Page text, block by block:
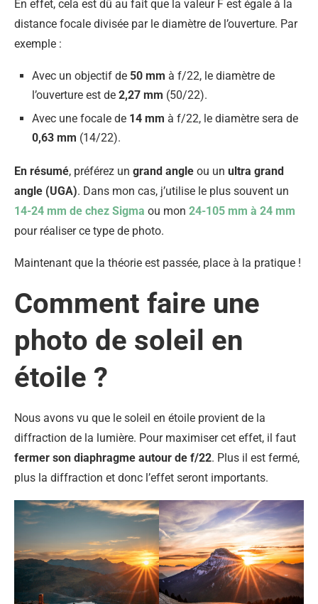
En effet, cela est dû au fait que la valeur F est égale à la
distance focale divisée par le diamètre de l’ouverture. Par
exemple :
Avec un objectif de 50 mm à f/22, le diamètre de
l’ouverture est de 2,27 mm (50/22).
Avec une focale de 14 mm à f/22, le diamètre sera de
0,63 mm (14/22).
En résumé, préférez un grand angle ou un ultra grand
angle (UGA). Dans mon cas, j’utilise le plus souvent un
14-24 mm de chez Sigma ou mon 24-105 mm à 24 mm
pour réaliser ce type de photo.
Maintenant que la théorie est passée, place à la pratique !
Comment faire une
photo de soleil en
étoile ?
Nous avons vu que le soleil en étoile provient de la
diffraction de la lumière. Pour maximiser cet effet, il faut
fermer son diaphragme autour de f/22. Plus il est fermé,
plus la diffraction et donc l’effet seront importants.